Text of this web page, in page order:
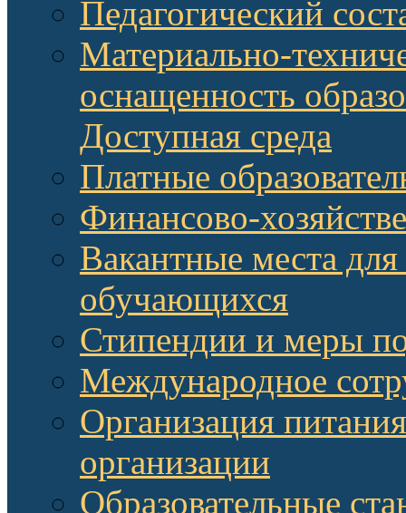
Педагогический
Материально-
оснащенность
Доступная среда
Платные
Финансово-
Вакантные места
обучающихся
Стипендии и меры
Международное
Организация
организации
Образовательные